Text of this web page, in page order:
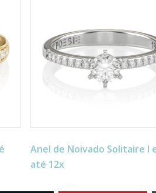
Anel de Noivado Solitaire I
até 12x